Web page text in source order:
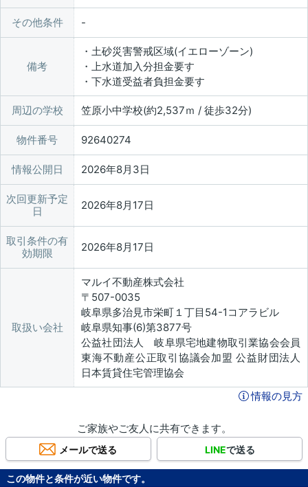
その他条件
備考
・土砂災害警戒区域(イエローゾーン)
・上水道加入分担金要す
・下水道受益者負担金要す
周辺の学校 笠原小中学校(約2,537ｍ / 徒歩32分)
物件番号 92640274
情報公開日 2026年8月3日
次回更新予定
日
2026年8月17日
取引条件の有
効期限
2026年8月17日
取扱い会社
マルイ不動産株式会社
〒507-0035
岐阜県多治見市栄町１丁目54-1コアラビル
岐阜県知事(6)第3877号
公益社団法人 岐阜県宅地建物取引業協会会員
東海不動産公正取引協議会加盟 公益財団法人
日本賃貸住宅管理協会
情報の見方
ご家族やご友人に共有できます。
メールで送る LINEで送る
この物件と条件が近い物件です。